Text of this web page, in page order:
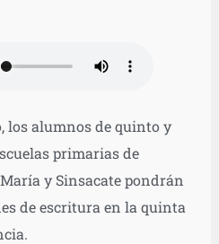
los alumnos de quinto y
primarias de
y Sinsacate pondrán
de escritura en la quinta